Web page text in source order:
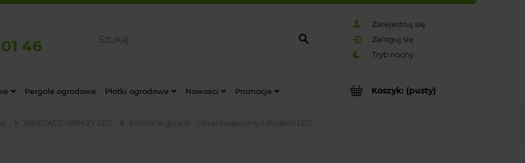
Zarejestruj się
Zaloguj się
46
Koszyk: (pusty)
Pergole ogrodowe Płotki ogrodowe Nowości Promocje
ŚWIECĄCE OBRAZY LED Kościół w górach - Obraz świąteczny z diodami LED